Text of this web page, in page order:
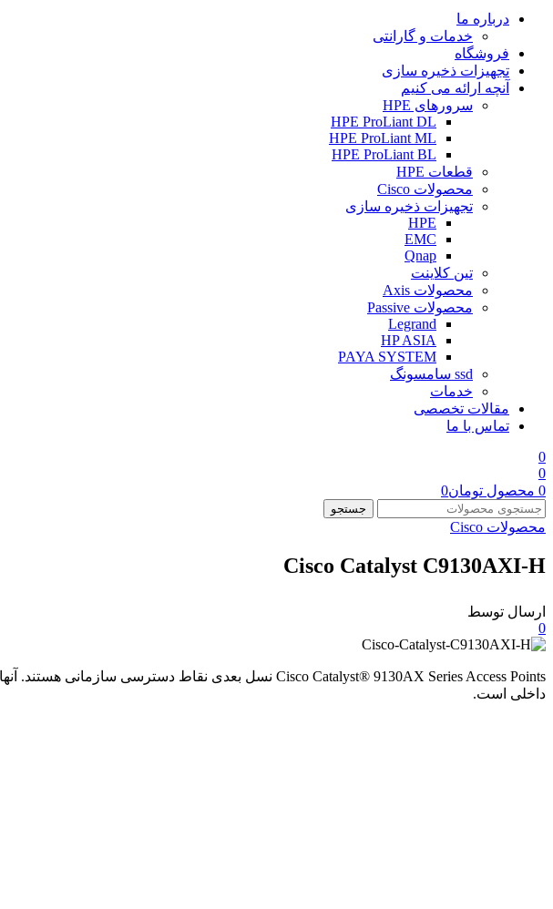
درباره ما
خدمات و گارانتی
فروشگاه
تجهیزات ذخیره سازی
آنچه ارائه می کنیم
سرورهای HPE
HPE ProLiant DL
HPE ProLiant ML
HPE ProLiant BL
قطعات HPE
محصولات Cisco
تجهیزات ذخیره سازی
HPE
EMC
Qnap
تین کلاینت
محصولات Axis
محصولات Passive
Legrand
HP ASIA
PAYA SYSTEM
ssd سامسونگ
خدمات
مقالات تخصصی
تماس با ما
0
0
0 محصول تومان0
جستجو
محصولات Cisco
Cisco Catalyst C9130AXI-H
ارسال توسط
0
داخلی است.